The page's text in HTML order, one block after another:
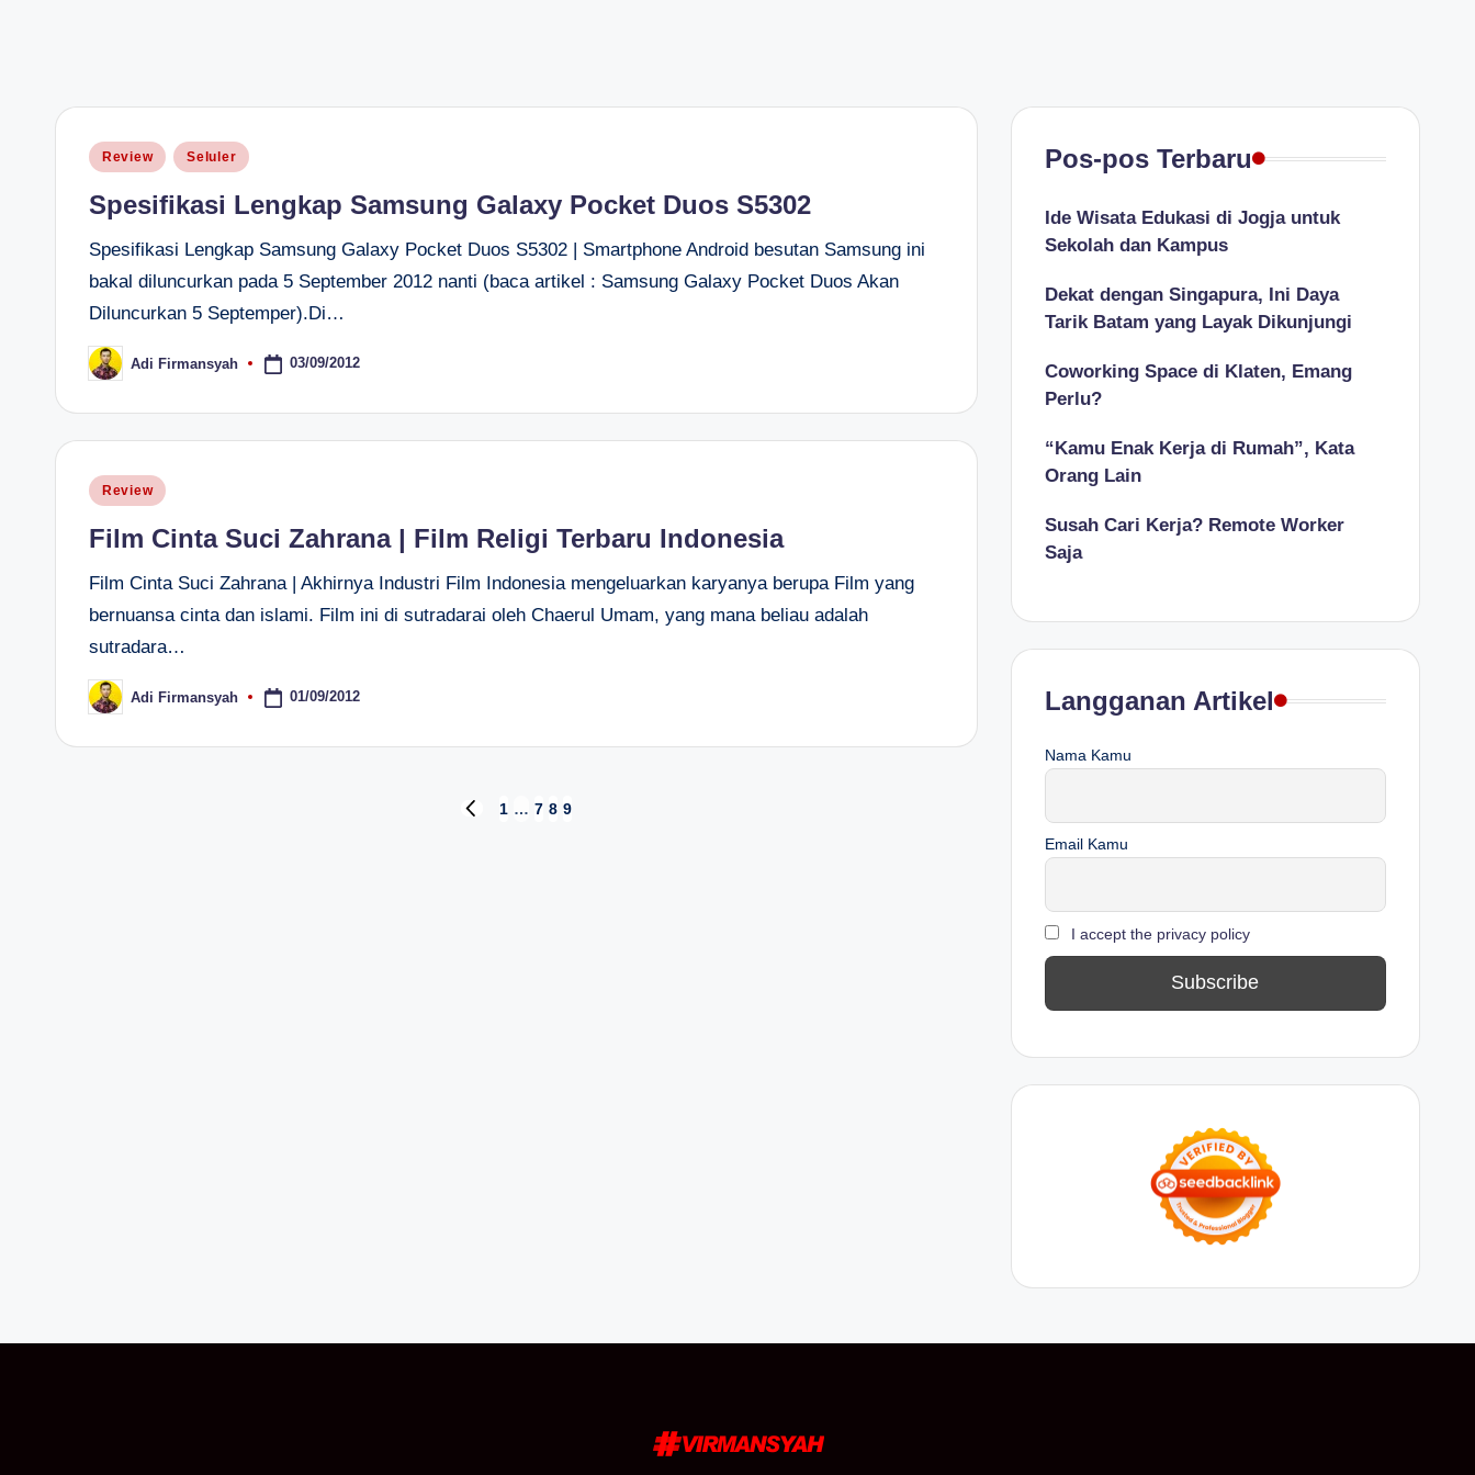
Posted
Review Seluler
Spesifikasi Lengkap Samsung Galaxy Pocket Duos S5302
Spesifikasi Lengkap Samsung Galaxy Pocket Duos S5302 | Smartphone Android besutan Samsung ini
bakal diluncurkan pada 5 September 2012 nanti (baca artikel : Samsung Galaxy Pocket Duos Akan
Diluncurkan 5 Septemper).Di…
Posted
by
Adi Firmansyah 03/09/2012
Posted
Review
Film Cinta Suci Zahrana | Film Religi Terbaru Indonesia
Film Cinta Suci Zahrana | Akhirnya Industri Film Indonesia mengeluarkan karyanya berupa Film yang
bernuansa cinta dan islami. Film ini di sutradarai oleh Chaerul Umam, yang mana beliau adalah
sutradara…
Posted
by
Adi Firmansyah 01/09/2012
PREVIOUS
1 … 7 8 9
Pos-pos Terbaru
Ide Wisata Edukasi di Jogja untuk
Sekolah dan Kampus
Dekat dengan Singapura, Ini Daya
Tarik Batam yang Layak Dikunjungi
Coworking Space di Klaten, Emang
Perlu?
“Kamu Enak Kerja di Rumah”, Kata
Orang Lain
Susah Cari Kerja? Remote Worker
Saja
Langganan Artikel
Nama Kamu
Email Kamu
I accept the privacy policy